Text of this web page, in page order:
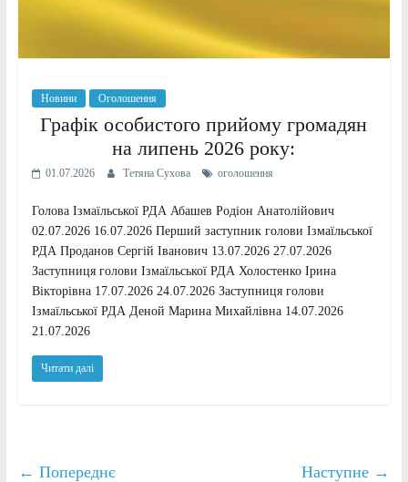
Новини Оголошення
Графік особистого прийому громадян
на липень 2026 року:
01.07.2026 Тетяна Сухова оголошення
Голова Ізмаїльської РДА Абашев Родіон Анатолійович
02.07.2026 16.07.2026 Перший заступник голови Ізмаїльської
РДА Проданов Сергій Іванович 13.07.2026 27.07.2026
Заступниця голови Ізмаїльської РДА Холостенко Ірина
Вікторівна 17.07.2026 24.07.2026 Заступниця голови
Ізмаїльської РДА Деной Марина Михайлівна 14.07.2026
21.07.2026
Читати далі
← Попереднє Наступне →